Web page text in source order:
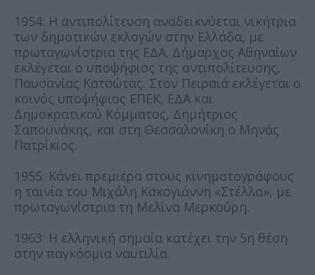
1954: Η αντιπολίτευση αναδεικνύεται νικήτρια
των δημοτικών εκλογών στην Ελλάδα, με
πρωταγωνίστρια της ΕΔΑ. Δήμαρχος Αθηναίων
εκλέγεται ο υποψήφιος της αντιπολίτευσης,
Παυσανίας Κατσώτας. Στον Πειραιά εκλέγεται ο
κοινός υποψήφιος ΕΠΕΚ, ΕΔΑ και
Δημοκρατικού Κόμματος, Δημήτριος
Σαπουνάκης, και στη Θεσσαλονίκη ο Μηνάς
Πατρίκιος.
1955: Κάνει πρεμιέρα στους κινηματογράφους
η ταινία του Μιχάλη Κακογιάννη «Στέλλα», με
πρωταγωνίστρια τη Μελίνα Μερκούρη.
1963: Η ελληνική σημαία κατέχει την 5η θέση
στην παγκόσμια ναυτιλία.